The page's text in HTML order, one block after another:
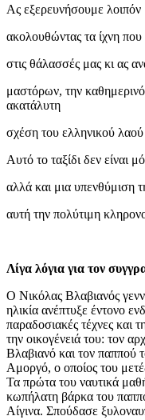
Ας εξερευνήσουμε λοιπόν
ακολουθώντας τα ίχνη
στις θάλασσές μας κι ας
μαστόρων, την
ακατάλυτη
σχέση του ελληνικού λαού
Αυτό το ταξίδι δεν είναι
αλλά και μια υπενθύμιση
αυτή την πολύτιμη
Λίγα λόγια για τον
Ο Νικόλας Βλαβιανός
ηλικία ανέπτυξε έντονο
παραδοσιακές τέχνες και
την οικογένειά του: τον
Βλαβιανό και τον παππού
Αμοργό, ο οποίος του
Τα πρώτα του ναυτικά
κωπήλατη βάρκα του
Αίγινα. Σπούδασε